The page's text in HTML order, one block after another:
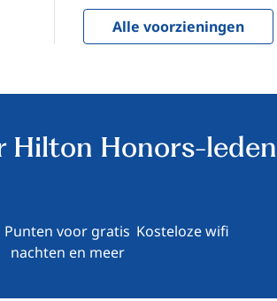
Alle voorzieningen
Hilton Honors-leden
Punten voor gratis
nachten en meer
Kosteloze wifi